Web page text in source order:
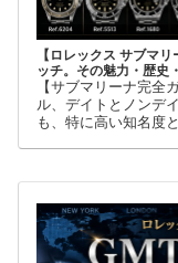
【ロレックス サブマ
ッチ。その魅力・歴史
【サブマリーナ完全
ル、デイトとノンデ
も、特に高い知名度